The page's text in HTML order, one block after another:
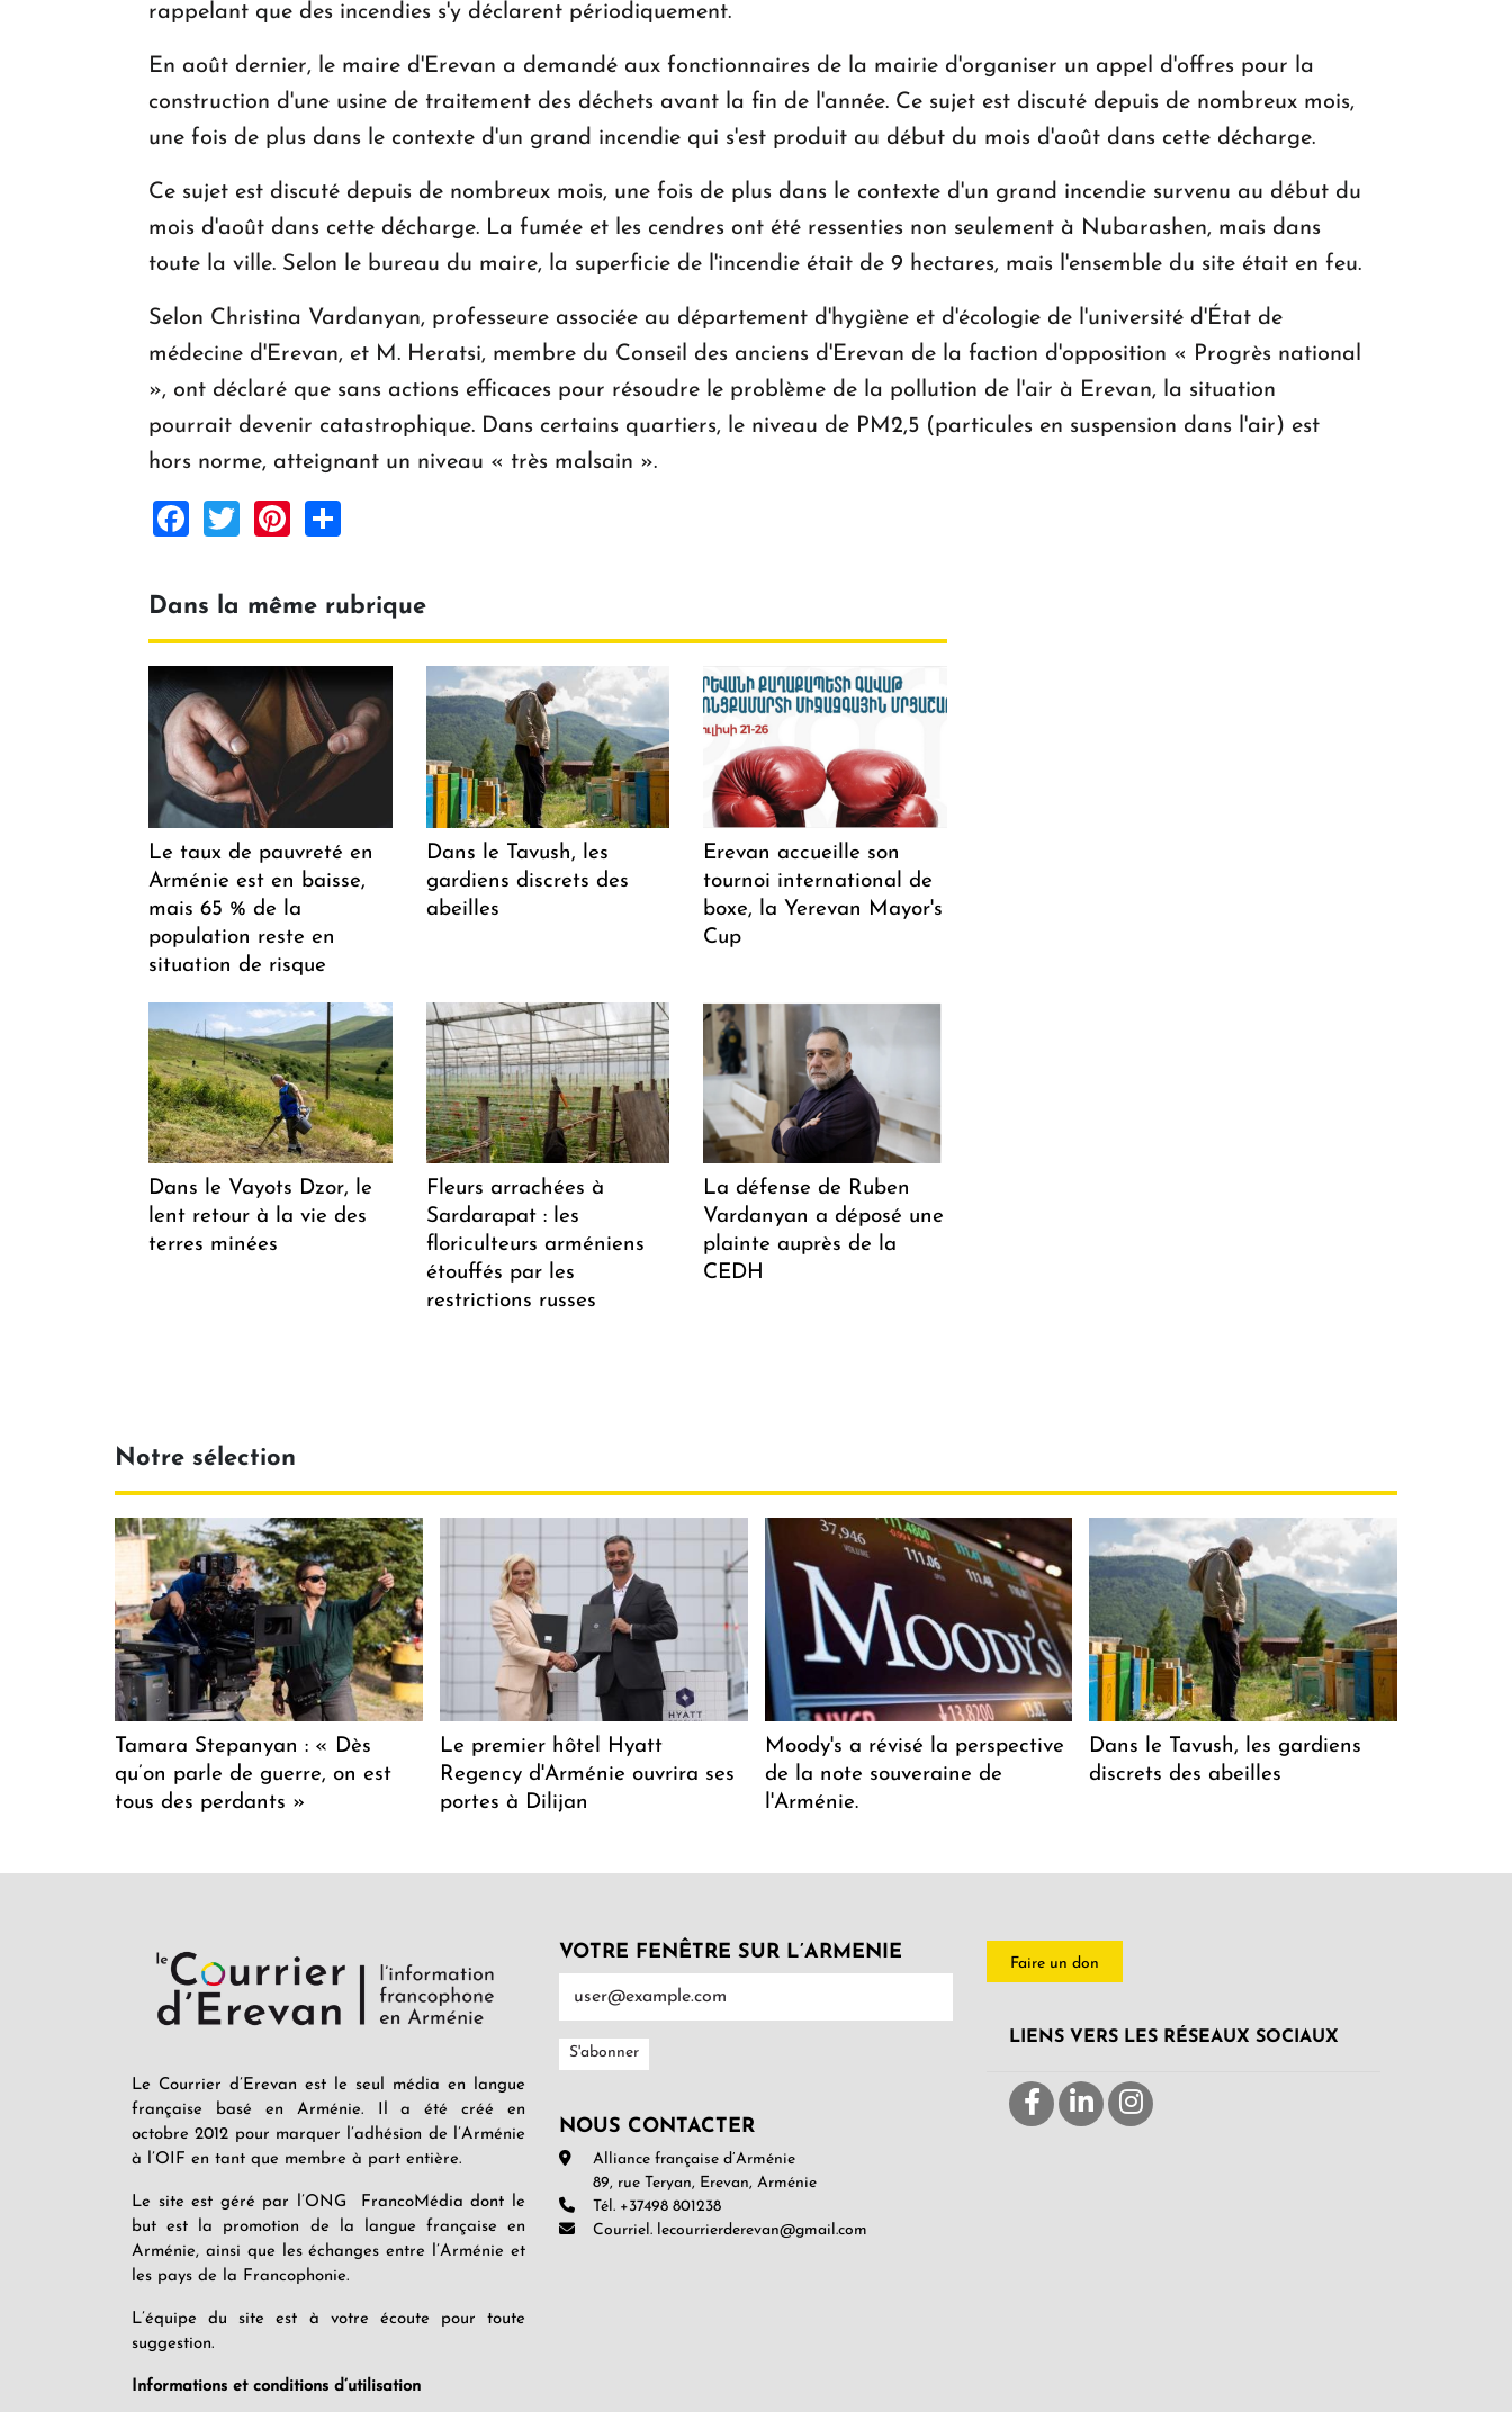
rappelant que des incendies s'y déclarent périodiquement.
En août dernier, le maire d'Erevan a demandé aux fonctionnaires de la mairie d'organiser un appel d'offres pour la
construction d'une usine de traitement des déchets avant la fin de l'année. Ce sujet est discuté depuis de nombreux mois,
une fois de plus dans le contexte d'un grand incendie qui s'est produit au début du mois d'août dans cette décharge.
Ce sujet est discuté depuis de nombreux mois, une fois de plus dans le contexte d'un grand incendie survenu au début du
mois d'août dans cette décharge. La fumée et les cendres ont été ressenties non seulement à Nubarashen, mais dans
toute la ville. Selon le bureau du maire, la superficie de l'incendie était de 9 hectares, mais l'ensemble du site était en feu.
Selon Christina Vardanyan, professeure associée au département d'hygiène et d'écologie de l'université d'État de
médecine d'Erevan, et M. Heratsi, membre du Conseil des anciens d'Erevan de la faction d'opposition « Progrès national
», ont déclaré que sans actions efficaces pour résoudre le problème de la pollution de l'air à Erevan, la situation
pourrait devenir catastrophique. Dans certains quartiers, le niveau de PM2,5 (particules en suspension dans l'air) est
hors norme, atteignant un niveau « très malsain ».
Facebook
TwitterPinterest
Dans la même rubrique
Le taux de pauvreté en
Arménie est en baisse,
mais 65 % de la
population reste en
situation de risque
Dans le Tavush, les
gardiens discrets des
abeilles
Erevan accueille son
tournoi international de
boxe, la Yerevan Mayor's
Cup
Dans le Vayots Dzor, le
lent retour à la vie des
terres minées
Fleurs arrachées à
Sardarapat : les
floriculteurs arméniens
étouffés par les
restrictions russes
La défense de Ruben
Vardanyan a déposé une
plainte auprès de la
CEDH
Notre sélection
Tamara Stepanyan : « Dès
qu’on parle de guerre, on est
tous des perdants »
Le premier hôtel Hyatt
Regency d'Arménie ouvrira ses
portes à Dilijan
Moody's a révisé la perspective
de la note souveraine de
l'Arménie.
Dans le Tavush, les gardiens
discrets des abeilles
Le Courrier d’Erevan est le seul média en langue
française basé en Arménie. Il a été créé en
octobre 2012 pour marquer l’adhésion de l’Arménie
à l’OIF en tant que membre à part entière.
Le site est géré par l’ONG FrancoMédia dont le
but est la promotion de la langue française en
Arménie, ainsi que les échanges entre l’Arménie et
les pays de la Francophonie.
L’équipe du site est à votre écoute pour toute
suggestion.
Informations et conditions d’utilisation
VOTRE FENÊTRE SUR L’ARMENIE
NOUS CONTACTER
Alliance française d’Arménie
89, rue Teryan, Erevan, Arménie
Tél. +37498 801238
Courriel. lecourrierderevan@gmail.com
Faire un don
LIENS VERS LES RÉSEAUX SOCIAUX